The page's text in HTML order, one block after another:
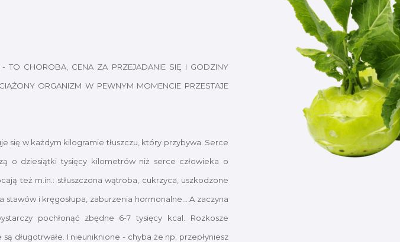
- TO CHOROBA, CENA ZA PRZEJADANIE SIĘ I GODZINY
ORGANIZM W PEWNYM MOMENCIE PRZESTAJE
się w każdym kilogramie tłuszczu, który przybywa. Serce
o dziesiątki tysięcy kilometrów niż serce człowieka o
też m.in.: stłuszczona wątroba, cukrzyca, uszkodzone
i kręgosłupa, zaburzenia hormonalne... A zaczyna
pochłonąć zbędne 6-7 tysięcy kcal. Rozkosze
długotrwałe. I nieuniknione - chyba że np. przepłyniesz